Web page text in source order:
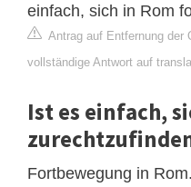
einfach, sich in Rom
Antrag auf Entfernung der
vollständige Antwort auf
Ist es einfach,
Fortbewegung in